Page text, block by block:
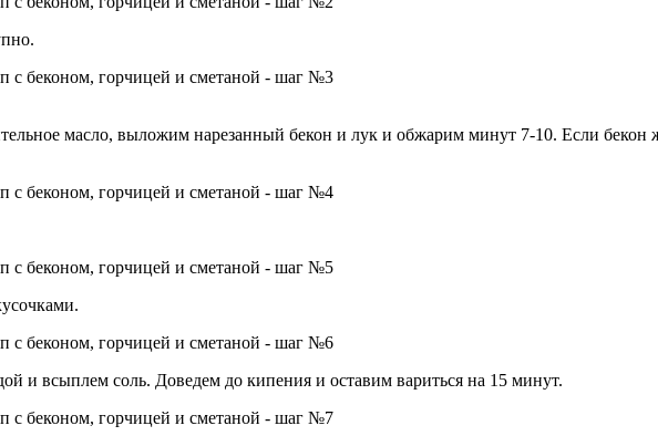
масло, выложим нарезанный бекон и лук и обжарим минут 7-10. Если
и всыплем соль. Доведем до кипения и оставим вариться на 15 минут.